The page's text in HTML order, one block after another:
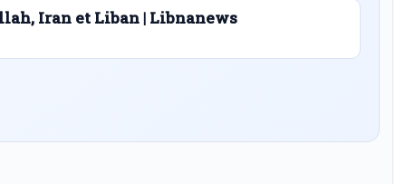
Iran et Liban | Libnanews